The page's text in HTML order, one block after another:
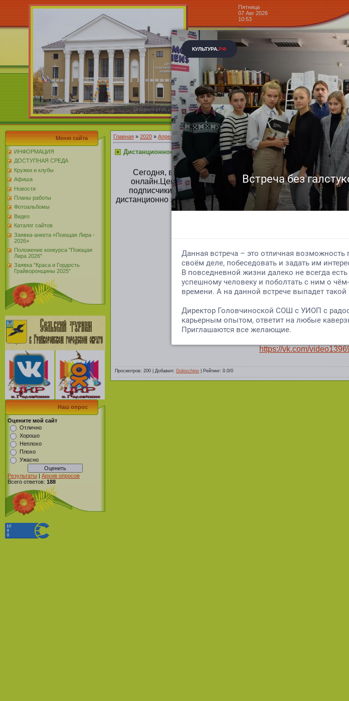
Пятница
07 Авг 2026
10:53
Центр
Блог »
Меню сайта
ИНФОРМАЦИЯ
ДОСТУПНАЯ СРЕДА
Кружки и клубы
Афиша
Новости
Планы работы
Фотоальбомы
Видео
Каталог сайтов
Заявка-анкета «Поющая Лира -
2026»
Положение конкурса "Поющая
Лира 2026"
Заявка "Краса и Гордость
Грайворонщины 2025"
Наш опрос
Оцените мой сайт
Отлично
Хорошо
Неплохо
Плохо
Ужасно
Результаты | Архив опросов
Всего ответов: 188
Главная » 2020 » Апрель » » Дистанционное занятие
Дистанционное занятие
Сегодня, в связи со сложившейся эпидемиологической
онлайн.Центр культурного развития с. Головчино не
подписчики, онлайн мастер-классы и видео уроки для
дистанционно занимается со своими воспитанниками.
https://vk.com/
Просмотров: 200 Добавил: Golovchino Рейтинг: 0.0/0